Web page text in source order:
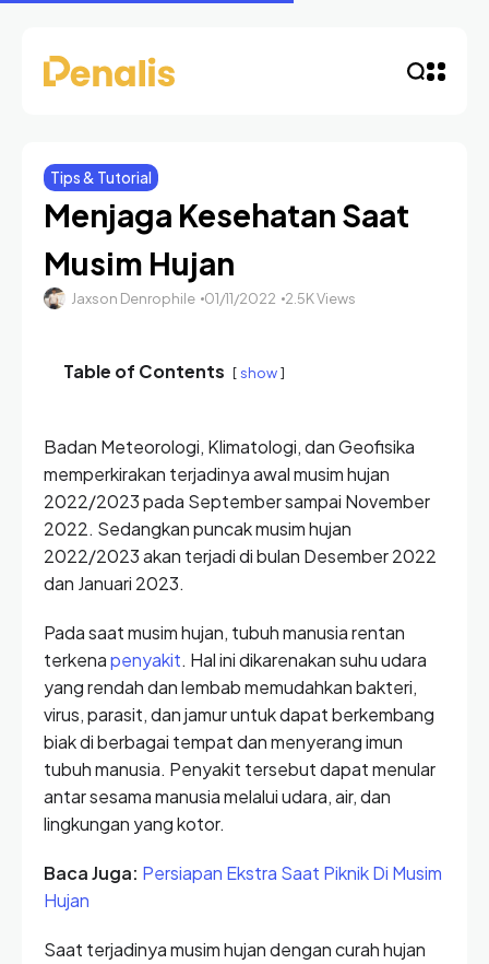
Tips & Tutorial
Menjaga Kesehatan Saat
Musim Hujan
Jaxson Denrophile 01/11/2022 2.5K Views
Table of Contents show
Badan Meteorologi, Klimatologi, dan Geofisika
memperkirakan terjadinya awal musim hujan
2022/2023 pada September sampai November
2022. Sedangkan puncak musim hujan
2022/2023 akan terjadi di bulan Desember 2022
dan Januari 2023.
Pada saat musim hujan, tubuh manusia rentan
terkenapenyakit. Hal ini dikarenakan suhu udara
yang rendah dan lembab memudahkan bakteri,
virus, parasit, dan jamur untuk dapat berkembang
biak di berbagai tempat dan menyerang imun
tubuh manusia. Penyakit tersebut dapat menular
antar sesama manusia melalui udara, air, dan
lingkungan yang kotor.
Baca Juga: Persiapan Ekstra Saat Piknik Di Musim
Hujan
Saat terjadinya musim hujan dengan curah hujan